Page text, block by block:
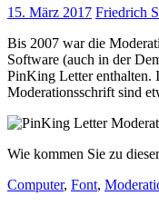
15. März 2017 Friedrich
Bis 2007 war die
Software (auch in der
PinKing Letter enthalten.
Moderationsschrift sind
Wie kommen Sie zu
Computer, Font,